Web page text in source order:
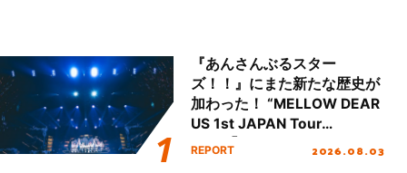
『あんさんぶるスター
ズ！！』にまた新たな歴史が
加わった！ “MELLOW DEAR
US 1st JAPAN Tour
Final「NICE to meet YOU
REPORT 2026.08.03